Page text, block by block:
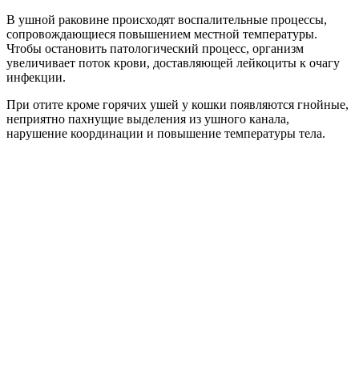
В ушной раковине происходят воспалительные процессы,
сопровождающиеся повышением местной температуры.
Чтобы остановить патологический процесс, организм
увеличивает поток крови, доставляющей лейкоциты к очагу
инфекции.
При отите кроме горячих ушей у кошки появляются гнойные,
неприятно пахнущие выделения из ушного канала,
нарушение координации и повышение температуры тела.